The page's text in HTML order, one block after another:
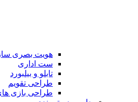
هویت بصری
ست اداری
تابلو و بیلبورد
طراحی تقویم
طراحی بازی